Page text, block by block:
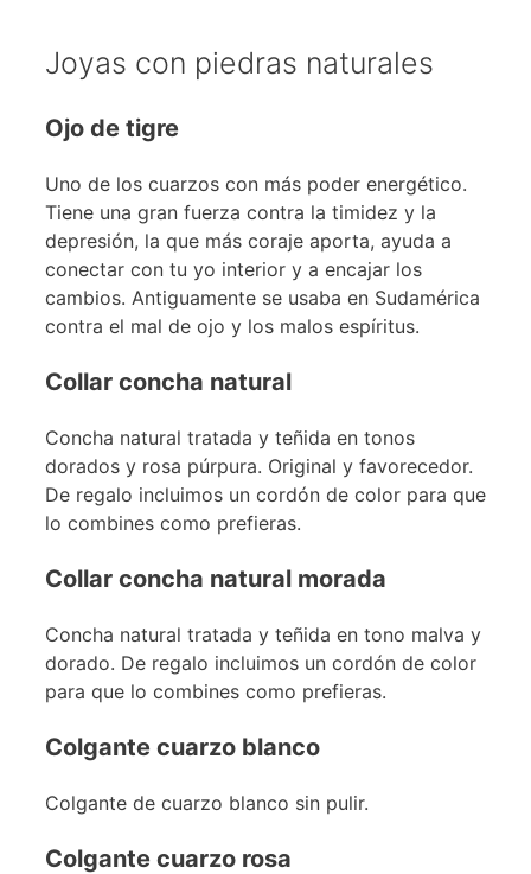
Joyas con piedras naturales
Ojo de tigre
Uno de los cuarzos con más poder energético.
Tiene una gran fuerza contra la timidez y la
depresión, la que más coraje aporta, ayuda a
conectar con tu yo interior y a encajar los
cambios. Antiguamente se usaba en Sudamérica
contra el mal de ojo y los malos espíritus.
Collar concha natural
Concha natural tratada y teñida en tonos
dorados y rosa púrpura. Original y favorecedor.
De regalo incluimos un cordón de color para que
lo combines como prefieras.
Collar concha natural morada
Concha natural tratada y teñida en tono malva y
dorado. De regalo incluimos un cordón de color
para que lo combines como prefieras.
Colgante cuarzo blanco
Colgante de cuarzo blanco sin pulir.
Colgante cuarzo rosa